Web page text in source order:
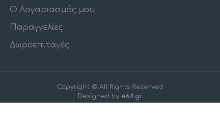
Ο Λογαριασμός μου
Παραγγελίες
Δωροεπιταγές
Copyright © All Rights Reserved
Designed by e64.gr